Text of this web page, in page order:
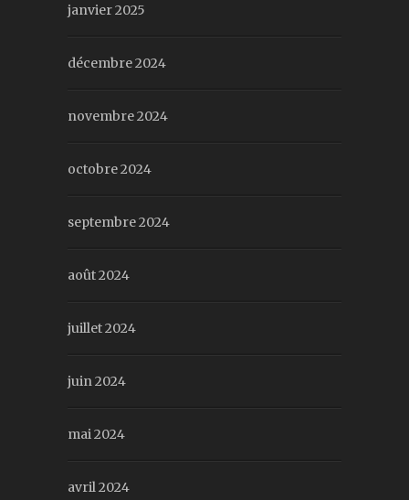
janvier 2025
décembre 2024
novembre 2024
octobre 2024
septembre 2024
août 2024
juillet 2024
juin 2024
mai 2024
avril 2024